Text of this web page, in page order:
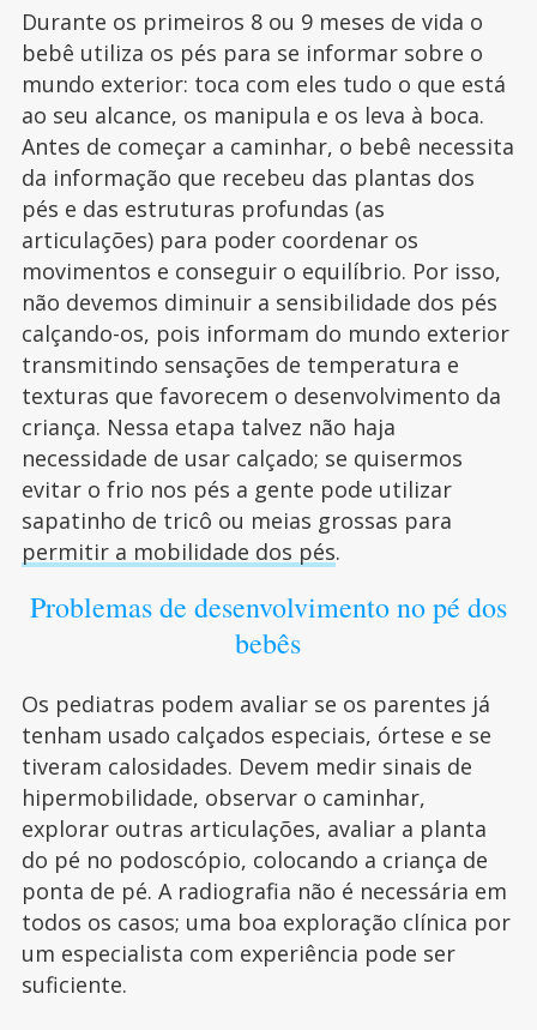
Durante os primeiros 8 ou 9 meses de vida o
bebê utiliza os pés para se informar sobre o
mundo exterior: toca com eles tudo o que está
ao seu alcance, os manipula e os leva à boca.
Antes de começar a caminhar, o bebê necessita
da informação que recebeu das plantas dos
pés e das estruturas profundas (as
articulações) para poder coordenar os
movimentos e conseguir o equilíbrio. Por isso,
não devemos diminuir a sensibilidade dos pés
calçando-os, pois informam do mundo exterior
transmitindo sensações de temperatura e
texturas que favorecem o desenvolvimento da
criança. Nessa etapa talvez não haja
necessidade de usar calçado; se quisermos
evitar o frio nos pés a gente pode utilizar
sapatinho de tricô ou meias grossas para
permitir a mobilidade dos pés.
Problemas de desenvolvimento no pé dos
bebês
Os pediatras podem avaliar se os parentes já
tenham usado calçados especiais, órtese e se
tiveram calosidades. Devem medir sinais de
hipermobilidade, observar o caminhar,
explorar outras articulações, avaliar a planta
do pé no podoscópio, colocando a criança de
ponta de pé. A radiografia não é necessária em
todos os casos; uma boa exploração clínica por
um especialista com experiência pode ser
suficiente.